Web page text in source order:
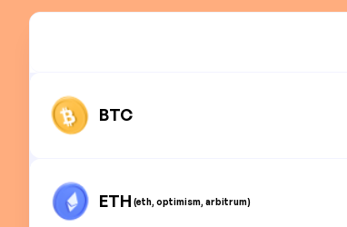
BTC
ETH (eth, optimism, arbitrum)